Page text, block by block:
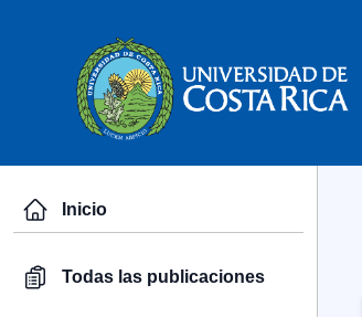
Inicio
Todas las publicaciones